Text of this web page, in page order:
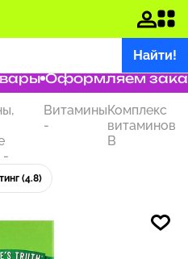
Найти!
Оформляем заказ
-
Витамины
-
Комплекс
витаминов
B
(4.8)